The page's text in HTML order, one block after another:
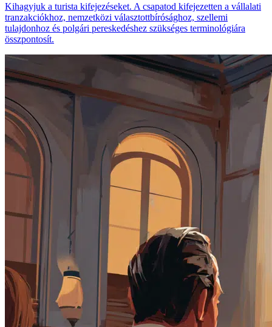
Kihagyjuk a turista kifejezéseket. A csapatod kifejezetten a vállalati
tranzakciókhoz, nemzetközi választottbírósághoz, szellemi
tulajdonhoz és polgári pereskedéshez szükséges terminológiára
összpontosít.